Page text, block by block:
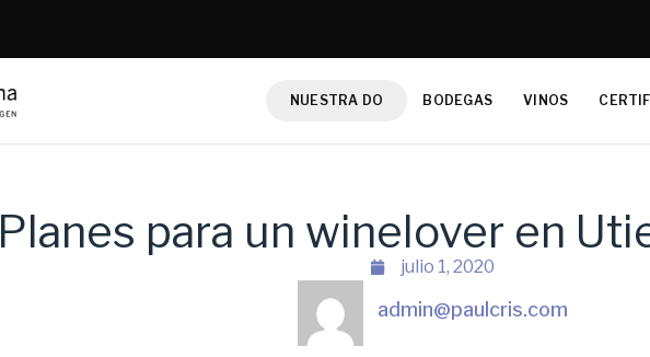
NUESTRA DO BODEGAS VINOS
Planes para un winelover en
julio 1, 2020
admin@paulcris.com